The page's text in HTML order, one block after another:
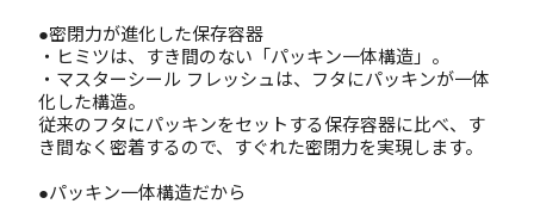
●密閉力が進化した保存容器
・ヒミツは、すき間のない「パッキン一体構造」。
・マスターシール フレッシュは、フタにパッキンが一体
化した構造。
従来のフタにパッキンをセットする保存容器に比べ、す
き間なく密着するので、すぐれた密閉力を実現します。
●パッキン一体構造だから